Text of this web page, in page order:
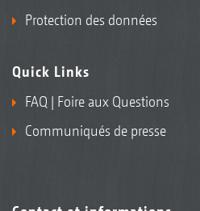
Protection des données
Quick Links
FAQ | Foire aux Questions
Communiqués de presse